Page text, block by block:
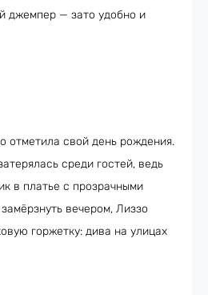
джемпер — зато удобно и
отметила свой день рождения.
среди гостей, ведь
в платье с прозрачными
вечером, Лиззо
горжетку: дива на улицах